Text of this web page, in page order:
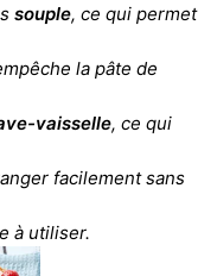
souple, ce qui permet
la pâte de
vaisselle, ce qui
facilement sans
à utiliser.